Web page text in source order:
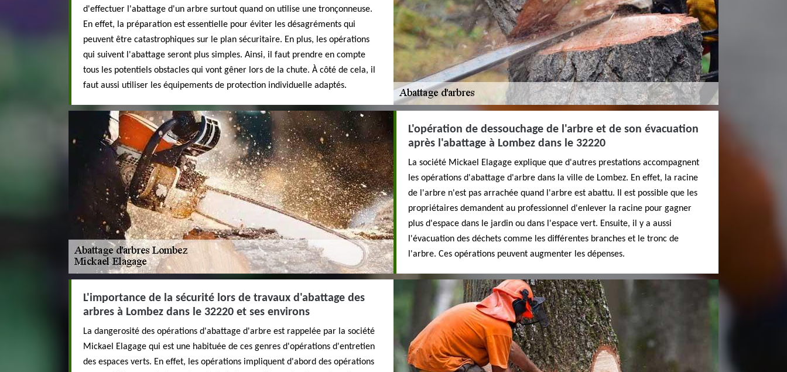
d'effectuer l'abattage d'un arbre surtout quand on utilise une tronçonneuse.
En effet, la préparation est essentielle pour éviter les désagréments qui
peuvent être catastrophiques sur le plan sécuritaire. En plus, les opérations
qui suivent l'abattage seront plus simples. Ainsi, il faut prendre en compte
tous les potentiels obstacles qui vont gêner lors de la chute. À côté de cela, il
faut aussi utiliser les équipements de protection individuelle adaptés.
L'opération de dessouchage de l'arbre et de son évacuation
après l'abattage à Lombez dans le 32220
La société Mickael Elagage explique que d'autres prestations accompagnent
les opérations d'abattage d'arbre dans la ville de Lombez. En effet, la racine
de l'arbre n'est pas arrachée quand l'arbre est abattu. Il est possible que les
propriétaires demandent au professionnel d'enlever la racine pour gagner
plus d'espace dans le jardin ou dans l'espace vert. Ensuite, il y a aussi
l'évacuation des déchets comme les différentes branches et le tronc de
l'arbre. Ces opérations peuvent augmenter les dépenses.
L'importance de la sécurité lors de travaux d'abattage des
arbres à Lombez dans le 32220 et ses environs
La dangerosité des opérations d'abattage d'arbre est rappelée par la société
Mickael Elagage qui est une habituée de ces genres d'opérations d'entretien
des espaces verts. En effet, les opérations impliquent d'abord des opérations